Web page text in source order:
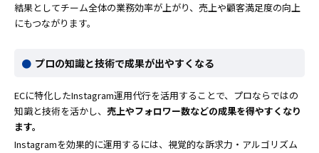
結果としてチーム全体の業務効率が上がり、売上や顧客満足度の向上
にもつながります。
プロの知識と技術で成果が出やすくなる
ECに特化したInstagram運用代行を活用することで、プロならではの
知識と技術を活かし、 売上やフォロワー数などの成果を得やすくなり
ます。
Instagramを効果的に運用するには、視覚的な訴求力・アルゴリズム